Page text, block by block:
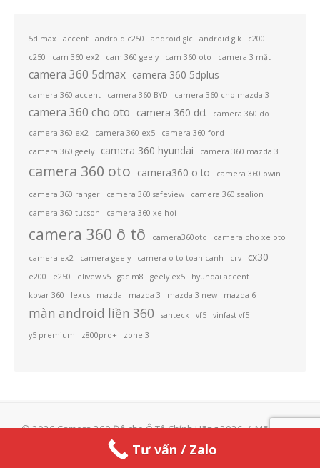
5d max accent android c250 android glc android glk
c200
c250
cam 360 ex2 cam 360 geely cam 360 oto camera 3 mắt
camera 360 5dmax camera 360 5dplus
camera 360 accent camera 360 BYD camera 360 cho mazda 3
camera 360 cho oto camera 360 dct
camera 360 do
camera 360 ex2
camera 360 ex5
camera 360 ford
camera 360 geely
camera 360 hyundai camera 360 mazda 3
camera 360 oto camera360 o to camera 360 owin
camera 360 ranger camera 360 safeview
camera 360 sealion
camera 360 tucson
camera 360 xe hoi
camera 360 ô tô camera360oto camera cho xe oto
camera ex2 camera geely camera o to toan canh crv cx30
e200 e250 elivew v5 gac m8 geely ex5
hyundai accent
kovar 360
lexus mazda mazda 3 mazda 3 new mazda 6
màn android liền 360 santeck vf5
vinfast vf5
y5 premium
z800pro+ zone 3
© 2026 Camera 360 Độ cho Ô Tô Chính Hãng 2026/ Mã nguồn
WordPress / Giao diện thiết kế bởi Design Lab
Tư vấn / Zalo